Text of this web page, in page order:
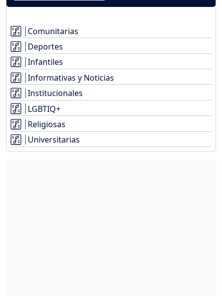
Comunitarias
Deportes
Infantiles
Informativas y Noticias
Institucionales
LGBTIQ+
Religiosas
Universitarias